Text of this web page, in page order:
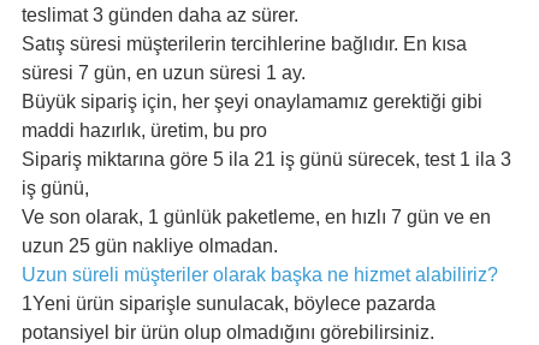
teslimat 3 günden daha az sürer.
Satış süresi müşterilerin tercihlerine bağlıdır. En kısa
süresi 7 gün, en uzun süresi 1 ay.
Büyük sipariş için, her şeyi onaylamamız gerektiği gibi
maddi hazırlık, üretim, bu pro
Sipariş miktarına göre 5 ila 21 iş günü sürecek, test 1 ila 3
iş günü,
Ve son olarak, 1 günlük paketleme, en hızlı 7 gün ve en
uzun 25 gün nakliye olmadan.
Uzun süreli müşteriler olarak başka ne hizmet alabiliriz?
1Yeni ürün siparişle sunulacak, böylece pazarda
potansiyel bir ürün olup olmadığını görebilirsiniz.